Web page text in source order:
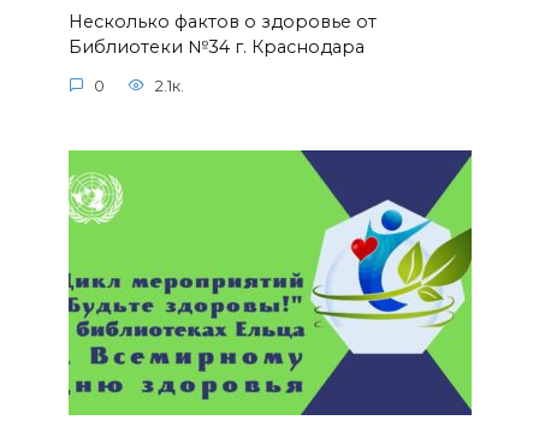
Несколько фактов о здоровье от
Библиотеки №34 г. Краснодара
0 2.1к.